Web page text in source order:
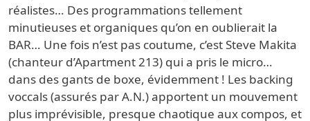
réalistes… Des programmations tellement
minutieuses et organiques qu’on en oublierait la
BAR… Une fois n’est pas coutume, c’est Steve Makita
(chanteur d’Apartment 213) qui a pris le micro…
dans des gants de boxe, évidemment ! Les backing
voccals (assurés par A.N.) apportent un mouvement
plus imprévisible, presque chaotique aux compos, et